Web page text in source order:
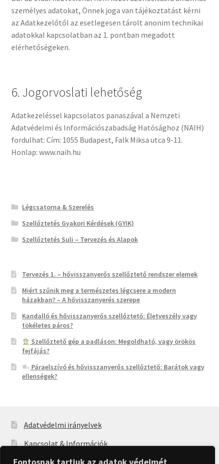
személyes adatokat, Önnek joga van tájékoztatást kérni
az Adatkezelőtől az esetlegesen tárolt anonim technikai
adatokkal kapcsolatban az 1. pontban megadott
elérhetőségeken.
6. Jogorvoslati lehetőség
Adatkezeléssel kapcsolatos panaszával a Nemzeti
Adatvédelmi és Információszabadság Hatósághoz (NAIH)
fordulhat: Cím: 1055 Budapest, Falk Miksa utca 9-11.
Honlap: www.naih.hu
Légcsatorna & Szerelés
Szellőztetés Gyakori Kérdések (GYIK)
Szellőztetés Suli – Tervezés és Alapok
Tervezés 1. – hővisszanyerős szellőztető rendszer elemek
Miért szűnik meg a természetes légcsere a modern
házakban? – A hővisszanyerés szerepe
Kandalló és hővisszanyerős szellőztető: Életveszély vagy
tökéletes páros?
Szellőztető gép a padláson: Megoldható, vagy örökös
fejfájás?
Páraelszívó és hővisszanyerős szellőztető: Barátok vagy
ellenségek?
Adatvédelmi irányelvek
Kapcsolat & Információk